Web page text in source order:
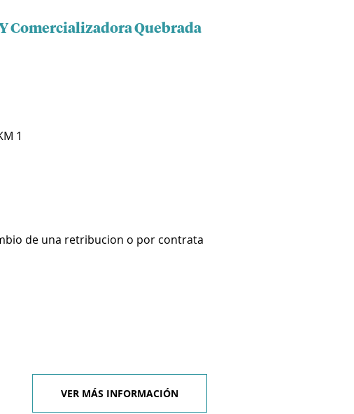
Comercializadora Quebrada
1
de una retribucion o por contrata
VER MÁS INFORMACIÓN